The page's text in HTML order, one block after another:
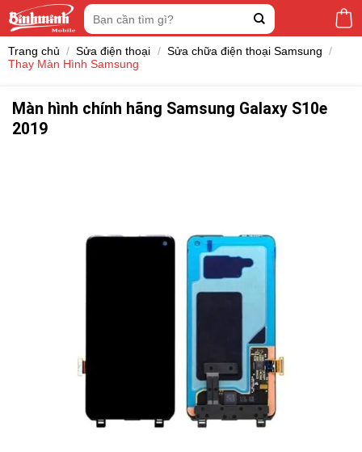
Tìm
kiếm:
Trang chủ / Sửa điện thoại / Sửa chữa điện thoại Samsung /
Thay Màn Hình Samsung
Màn hình chính hãng Samsung Galaxy S10e
2019